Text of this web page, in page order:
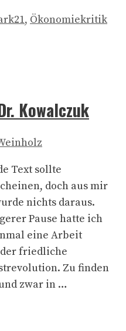
, Ökonomiekritik
Kowalczuk
Text sollte
doch aus mir
nichts daraus.
Pause hatte ich
eine Arbeit
friedliche
Zu finden
zwar in …